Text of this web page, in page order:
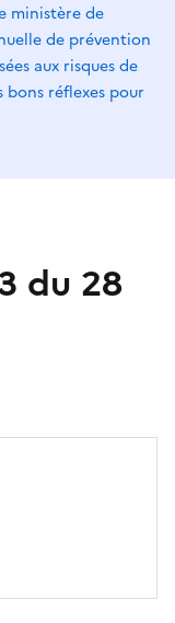
ministère de
de prévention
aux risques de
réflexes pour
du 28